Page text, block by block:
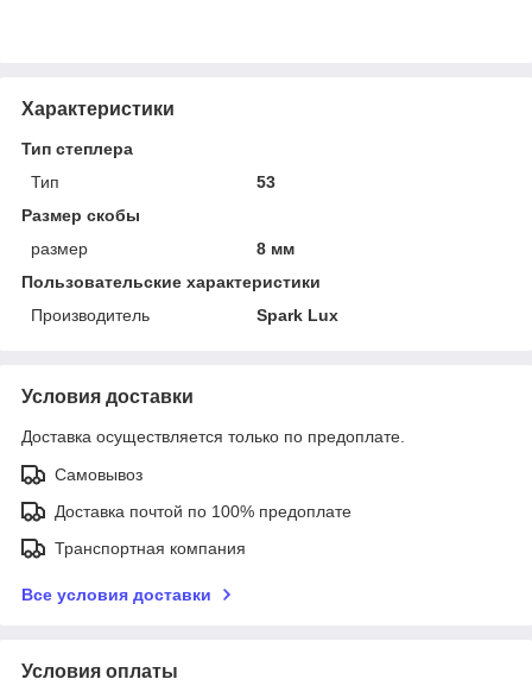
Характеристики
Тип степлера
Тип
53
Размер скобы
размер
8 мм
Пользовательские характеристики
Производитель
Spark Lux
Условия доставки
Доставка осуществляется только по предоплате.
Самовывоз
Доставка почтой по 100% предоплате
Транспортная компания
Все условия доставки
Условия оплаты